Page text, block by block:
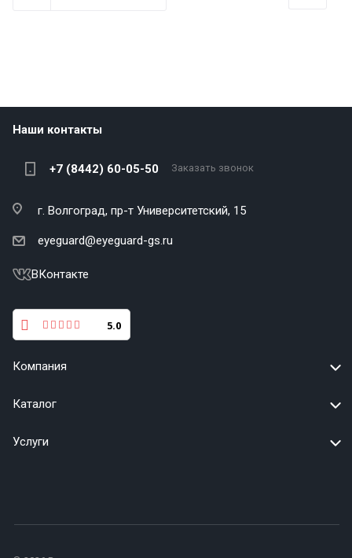
Наши контакты
+7 (8442) 60-05-50 Заказать звонок
г. Волгоград, пр-т Университетский, 15
eyeguard@eyeguard-gs.ru
ВКонтакте
5.0
Компания
Каталог
Услуги